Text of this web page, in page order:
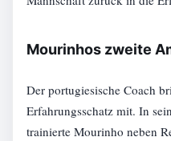
Mourinhos zweite
Der portugiesische Coach
Erfahrungsschatz mit. In
trainierte Mourinho neben